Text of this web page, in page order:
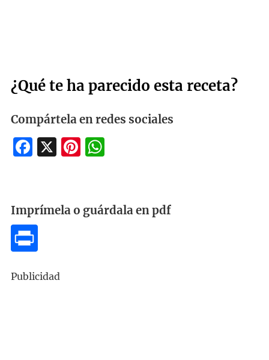
¿Qué te ha parecido esta receta?
Compártela en redes sociales
Facebook
X Pinterest
WhatsApp
Imprímela o guárdala en pdf
Publicidad